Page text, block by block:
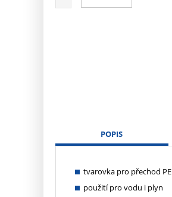
POPIS
tvarovka pro přechod
použití pro vodu i plyn